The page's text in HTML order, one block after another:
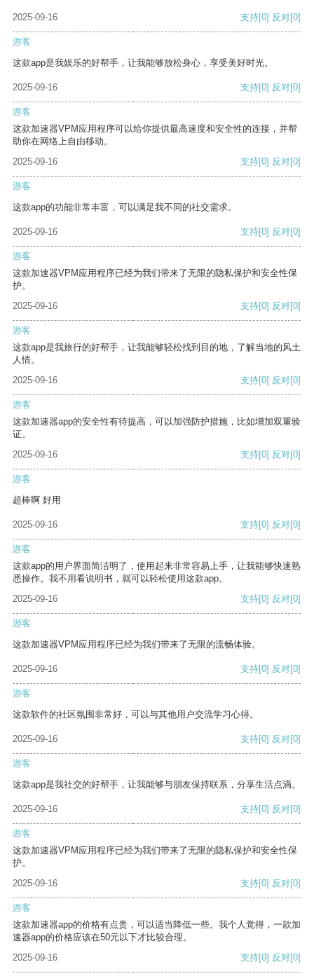
2025-09-16 支持[0] 反对[0]
游客
这款app是我娱乐的好帮手，让我能够放松身心，享受美好时光。
2025-09-16 支持[0] 反对[0]
游客
这款加速器VPM应用程序可以给你提供最高速度和安全性的连接，并帮
助你在网络上自由移动。
2025-09-16
支持[0] 反对[0]
游客
这款app的功能非常丰富，可以满足我不同的社交需求。
2025-09-16 支持[0] 反对[0]
游客
这款加速器VPM应用程序已经为我们带来了无限的隐私保护和安全性保
护。
2025-09-16
支持[0] 反对[0]
游客
这款app是我旅行的好帮手，让我能够轻松找到目的地，了解当地的风土
人情。
2025-09-16
支持[0] 反对[0]
游客
这款加速器app的安全性有待提高，可以加强防护措施，比如增加双重验
证。
2025-09-16
支持[0] 反对[0]
游客
超棒啊 好用
2025-09-16 支持[0] 反对[0]
游客
这款app的用户界面简洁明了，使用起来非常容易上手，让我能够快速熟
悉操作。我不用看说明书，就可以轻松使用这款app。
2025-09-16
支持[0] 反对[0]
游客
这款加速器VPM应用程序已经为我们带来了无限的流畅体验。
2025-09-16 支持[0] 反对[0]
游客
这款软件的社区氛围非常好，可以与其他用户交流学习心得。
2025-09-16 支持[0] 反对[0]
游客
这款app是我社交的好帮手，让我能够与朋友保持联系，分享生活点滴。
2025-09-16 支持[0] 反对[0]
游客
这款加速器VPM应用程序已经为我们带来了无限的隐私保护和安全性保
护。
2025-09-16
支持[0] 反对[0]
游客
这款加速器app的价格有点贵，可以适当降低一些。我个人觉得，一款加
速器app的价格应该在50元以下才比较合理。
2025-09-16
支持[0] 反对[0]